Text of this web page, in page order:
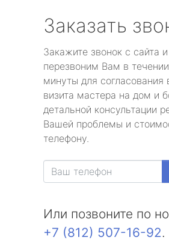
Заказать
Закажите звонок с сайта
перезвоним Вам в
минуты для согласования
визита мастера на дом и
детальной консультации
Вашей проблемы и
телефону.
Или позвоните по
+7 (812) 507-16-92.